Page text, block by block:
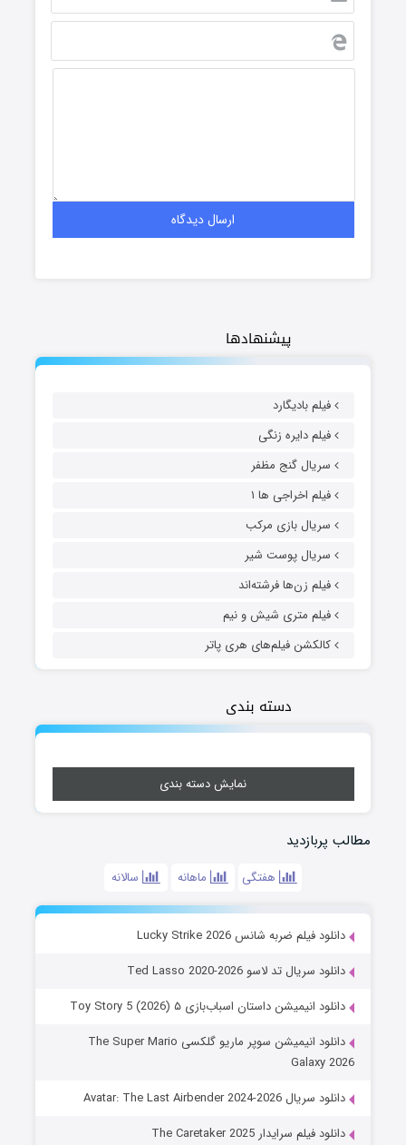
پیشنهادها
فیلم بادیگارد
فیلم دایره زنگی
سریال گنج مظفر
فیلم اخراجی ها ۱
سریال بازی مرکب
سریال پوست شیر
فیلم زن‌ها فرشته‌اند
فیلم متری شیش و نیم
کالکشن فیلم‌های هری پاتر
دسته بندی
نمایش دسته بندی
مطالب پربازدید
هفتگی ماهانه سالانه
دانلود فیلم ضربه شانس Lucky Strike 2026
دانلود سریال تد لاسو Ted Lasso 2020-2026
دانلود انیمیشن داستان اسباب‌بازی ۵ Toy Story 5 (2026)
دانلود انیمیشن سوپر ماریو گلکسی The Super Mario
Galaxy 2026
دانلود سریال Avatar: The Last Airbender 2024-2026
دانلود فیلم سرایدار The Caretaker 2025